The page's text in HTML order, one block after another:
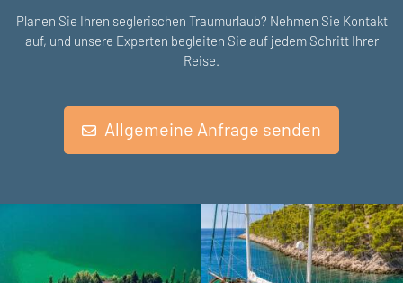
Planen Sie Ihren seglerischen Traumurlaub? Nehmen Sie Kontakt
auf, und unsere Experten begleiten Sie auf jedem Schritt Ihrer
Reise.
Allgemeine Anfrage senden